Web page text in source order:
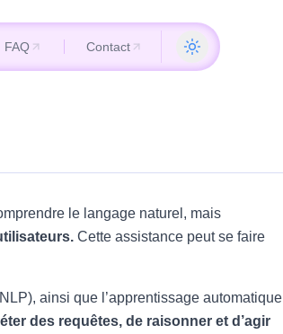
FAQ
Contact
le langage naturel, mais
Cette assistance peut se faire
ainsi que l’apprentissage automatique
des requêtes, de raisonner et d’agir